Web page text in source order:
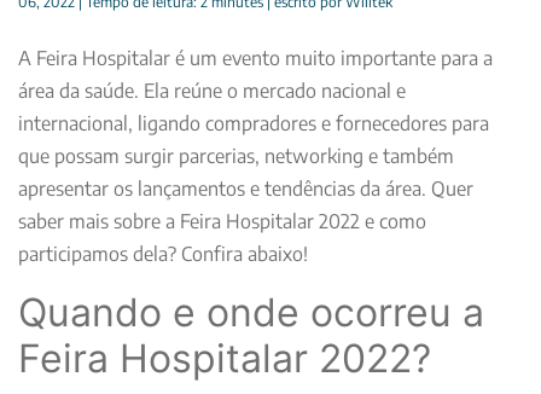
A Feira Hospitalar é um evento muito importante para a
área da saúde. Ela reúne o mercado nacional e
internacional, ligando compradores e fornecedores para
que possam surgir parcerias, networking e também
apresentar os lançamentos e tendências da área. Quer
saber mais sobre a Feira Hospitalar 2022 e como
participamos dela? Confira abaixo!
Quando e onde ocorreu a
Feira Hospitalar 2022?